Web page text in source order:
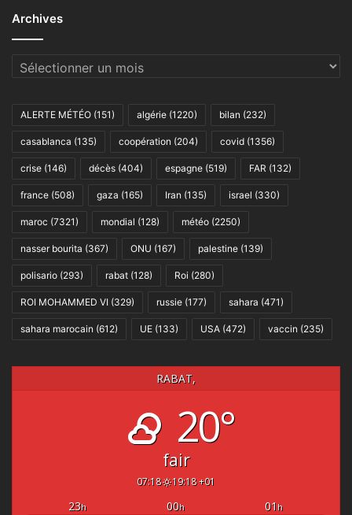
Archives
Archives
ALERTE MÉTÉO (151) algérie (1220) bilan (232)
casablanca (135) coopération (204) covid (1356)
crise (146) décès (404) espagne (519) FAR (132)
france (508) gaza (165) Iran (135) israel (330)
maroc (7321) mondial (128) météo (2250)
nasser bourita (367) ONU (167) palestine (139)
polisario (293) rabat (128) Roi (280)
ROI MOHAMMED VI (329) russie (177) sahara (471)
sahara marocain (612) UE (133) USA (472) vaccin (235)
RABAT,
20°
fair
07:18 19:18 +01
23h 00h 01 h